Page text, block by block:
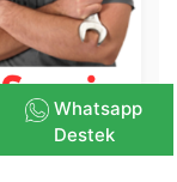
Whatsapp
Destek